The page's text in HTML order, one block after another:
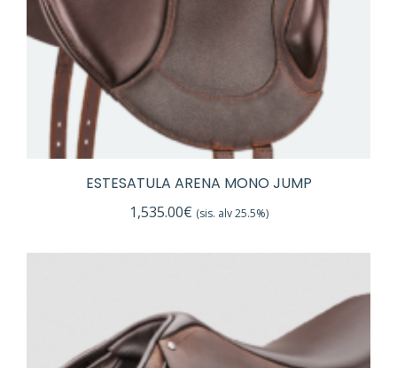
ESTESATULA ARENA MONO JUMP
1,535.00€ (sis. alv 25.5%)